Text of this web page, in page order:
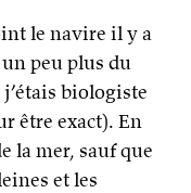
le navire il y a
peu plus du
biologiste
être exact). En
la mer, sauf que
et les